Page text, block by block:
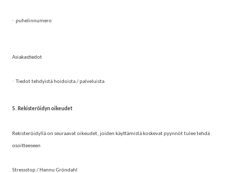
· puhelinnumero
Asiakastiedot
· Tiedot tehdyistä hoidoista / palveluista
5. Rekisteröidyn oikeudet
Rekisteröidyllä on seuraavat oikeudet, joiden käyttämistä koskevat pyynnöt tulee tehdä
osoitteeseen
Stressstop / Hannu Gröndahl